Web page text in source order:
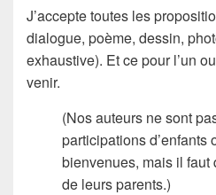
J’accepte toutes les
dialogue, poème, dessin,
exhaustive). Et ce pour l’un
venir.
(Nos auteurs ne sont
participations d’enfants
bienvenues, mais il faut
de leurs parents.)